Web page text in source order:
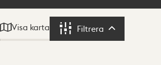
Visa karta Filtrera Filtrera